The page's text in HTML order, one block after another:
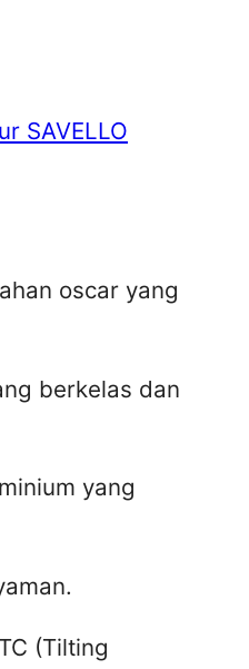
SAVELLO
oscar yang
berkelas dan
yang
(Tilting